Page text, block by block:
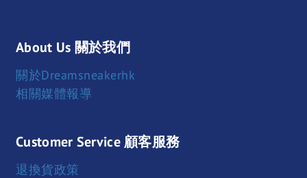
About Us 關於我們
關於Dreamsneakerhk
相關媒體報導
Customer Service 顧客服務
退換貨政策